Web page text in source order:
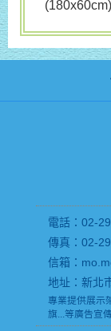
(180x60cm)
電話：02-
傳真：02-
信箱：
地址：新北
專業提供展示
旗...等廣告宣